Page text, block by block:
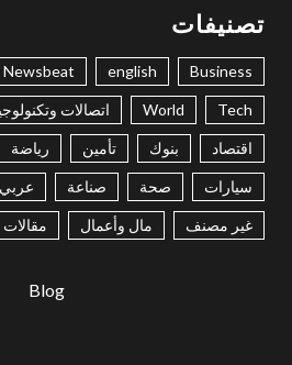
تصنيفات
Business
english
Newsbeat
Tech
World اتصالات
اقتصاد بنوك تأمين رياضة
سيارات صحة صناعة
غير مصنف مال وأعمال مقالات
Blog